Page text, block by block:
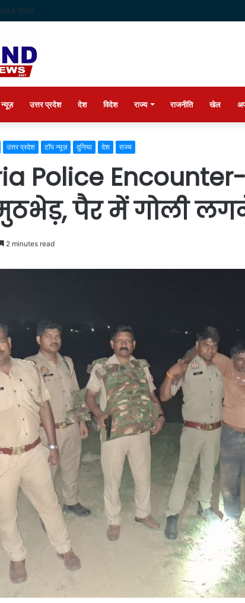
8 2026
न्यूज़ उत्तर प्रदेश देश विदेश राज्य राजनीति खेल
उत्तर प्रदेश टॉप न्यूज़ दुनिया देश राज्य
Police
पैर में गोली
2 minutes read